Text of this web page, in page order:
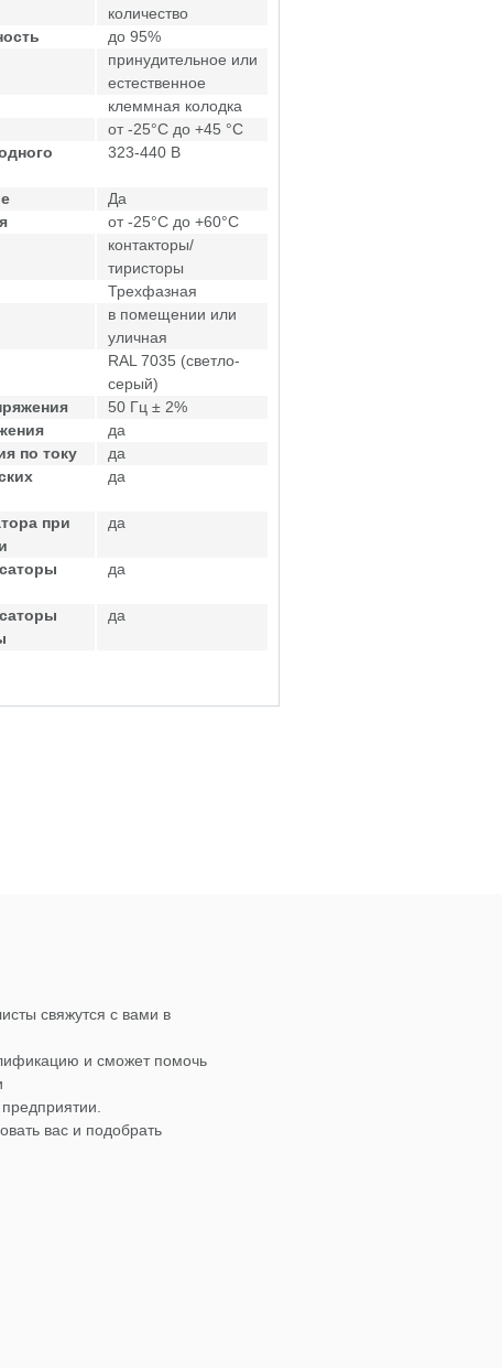
количество
до 95%
принудительное или
естественное
клеммная колодка
от -25°C до +45 °C
323-440 В
Да
от -25°C до +60°C
контакторы/
тиристоры
Трехфазная
в помещении или
уличная
RAL 7035 (светло-
серый)
50 Гц ± 2%
да
по току
да
да
при
да
да
да
свяжутся с вами в
и сможет помочь
вас и подобрать